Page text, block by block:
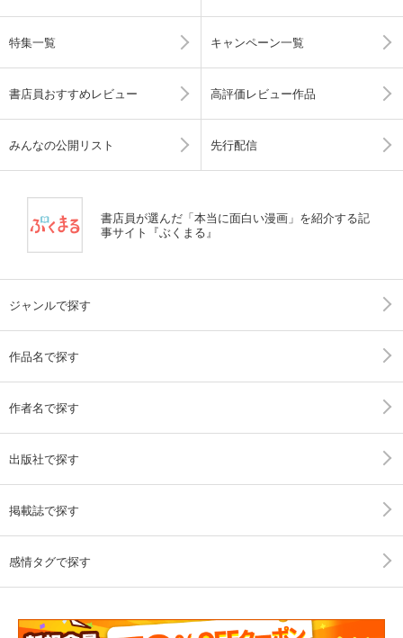
特集一覧 キャンペーン一覧
書店員おすすめレビュー 高評価レビュー作品
みんなの公開リスト 先行配信
書店員が選んだ「本当に面白い漫画」を紹介する記
事サイト『ぶくまる』
ジャンルで探す
作品名で探す
作者名で探す
出版社で探す
掲載誌で探す
感情タグで探す